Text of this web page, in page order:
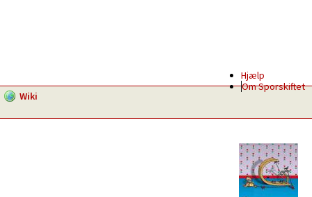
Hjælp
Om Sporskiftet
Wiki